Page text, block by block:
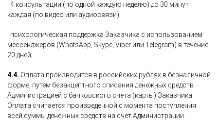
· 4 консультации (по одной каждую неделю) до 30 минут
каждая (по видео или аудиосвязи);
· психологическая поддержка Заказчика с использованием
мессенджеров (WhatsApp, Skype, Viber или Telegram) в течение
20 дней;
4.4. Оплата производится в российских рублях в безналичной
форме, путем безакцептного списания денежных средств
Администрацией с банковского счета (карты) Заказчика.
Оплата считается произведенной с момента поступления
всей суммы денежных средств на счет Администрации.